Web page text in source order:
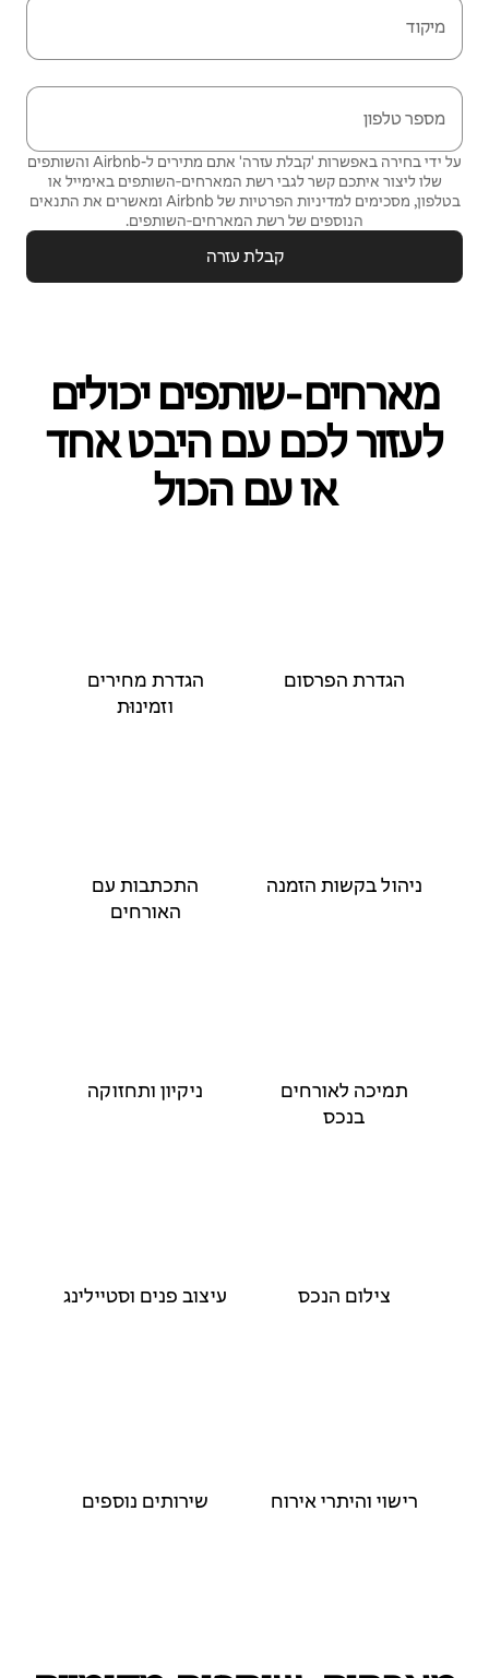
מיקוד
מספר טלפון
על ידי בחירה באפשרות 'קבלת עזרה' אתם מתירים ל-Airbnb והשותפים
שלו ליצור איתכם קשר לגבי רשת המארחים‑השותפים באימייל או
בטלפון, מסכימים למדיניות הפרטיות של Airbnb ומאשרים את
התנאים
הנוספים של רשת המארחים‑השותפים.
קבלת עזרה
מארחים‑שותפים יכולים
לעזור לכם עם היבט אחד
או עם הכול
הגדרת הפרסום
הגדרת מחירים
וזמינוּת
ניהול בקשות הזמנה
התכתבות עם
האורחים
תמיכה לאורחים
בנכס
ניקיון ותחזוקה
צילום הנכס עיצוב פנים וסטיילינג
רישוי והיתרי אירוח שירותים נוספים